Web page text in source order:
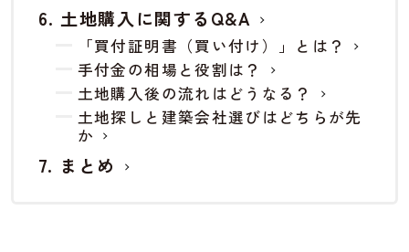
土地購入に関するQ&A
「買付証明書（買い付け）」とは？
手付金の相場と役割は？
土地購入後の流れはどうなる？
土地探しと建築会社選びはどちらが先
か
まとめ